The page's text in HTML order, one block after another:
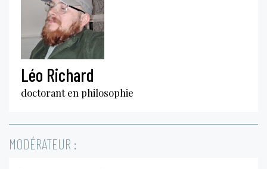
Léo Richard
doctorant en philosophie
MODÉRATEUR :